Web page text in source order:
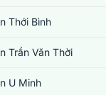
Thới Bình
Trần Văn Thời
U Minh